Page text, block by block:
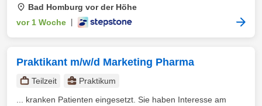
Bad Homburg vor der Höhe
vor 1 Woche
Praktikant m/w/d Marketing Pharma
Teilzeit
Praktikum
... kranken Patienten eingesetzt. Sie haben Interesse am